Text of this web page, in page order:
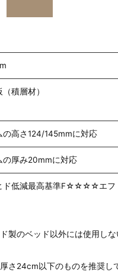
積層材）
の高さ124/145mmに対応
の厚み20mmに対応
ド低減最高基準F☆☆☆☆エフ
製のベッド以外には使用し
さ24cm以下のものを推奨し